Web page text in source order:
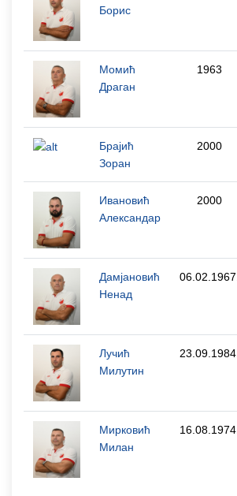
Борис
Момић
Драган
1963
Брајић
Зоран
2000
Ивановић
Александар
2000
Дамјановић
Ненад
06.02.1967.
Лучић
Милутин
23.09.1984.
Мирковић
Милан
16.08.1974.